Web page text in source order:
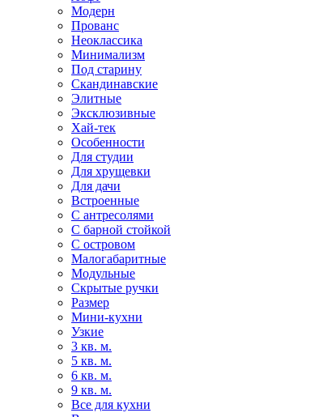
Модерн
Прованс
Неоклассика
Минимализм
Под старину
Скандинавские
Элитные
Эксклюзивные
Хай-тек
Особенности
Для студии
Для хрущевки
Для дачи
Встроенные
С антресолями
С барной стойкой
С островом
Малогабаритные
Модульные
Скрытые ручки
Размер
Мини-кухни
Узкие
3 кв. м.
5 кв. м.
6 кв. м.
9 кв. м.
Все для кухни